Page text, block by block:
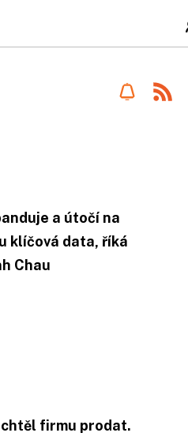
a útočí na
klíčová data, říká
Chau
chtěl firmu prodat.